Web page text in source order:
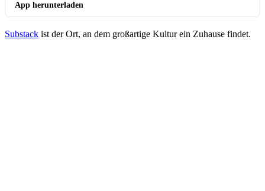
App herunterladen
Substack ist der Ort, an dem großartige Kultur ein Zuhause findet.